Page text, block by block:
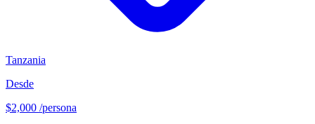
Tanzania
Desde
$2,000 /persona